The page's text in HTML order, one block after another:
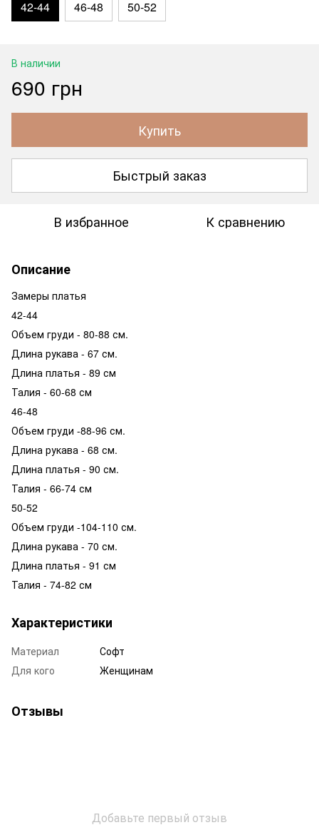
42-44 46-48 50-52
В наличии
690 грн
Купить
Быстрый заказ
В избранное К сравнению
Описание
Замеры платья
42-44
Объем груди - 80-88 см.
Длина рукава - 67 см.
Длина платья - 89 см
Талия - 60-68 см
46-48
Объем груди -88-96 см.
Длина рукава - 68 см.
Длина платья - 90 см.
Талия - 66-74 см
50-52
Объем груди -104-110 см.
Длина рукава - 70 см.
Длина платья - 91 см
Талия - 74-82 см
Характеристики
Материал
Софт
Для кого
Женщинам
Отзывы
Добавьте первый отзыв